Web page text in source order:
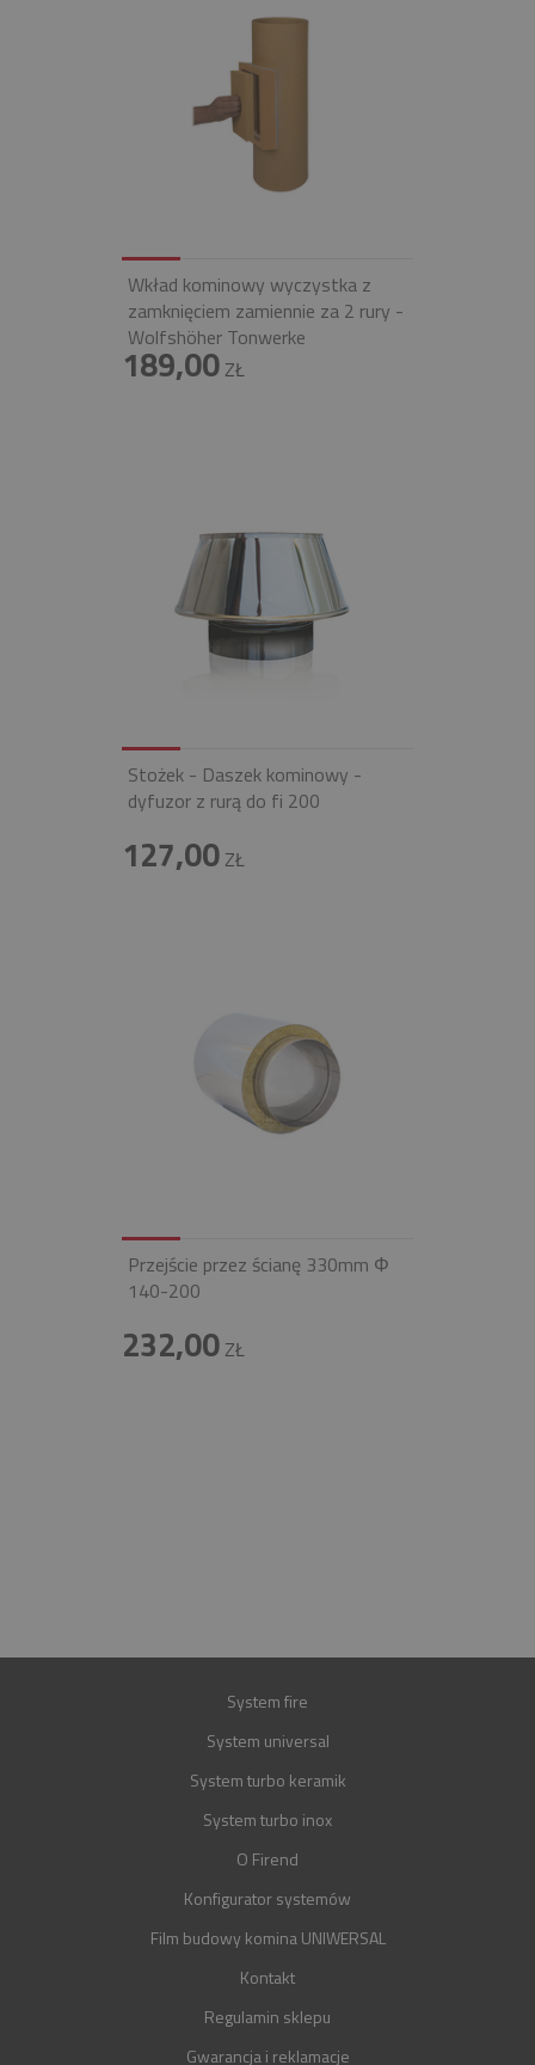
Wkład kominowy wyczystka z
zamknięciem zamiennie za 2 rury -
Wolfshöher Tonwerke
189,00ZŁ
Stożek - Daszek kominowy -
dyfuzor z rurą do fi 200
127,00ZŁ
Przejście przez ścianę 330mm Φ
140-200
232,00ZŁ
System fire
System universal
System turbo keramik
System turbo inox
O Firend
Konfigurator systemów
Film budowy komina UNIWERSAL
Kontakt
Regulamin sklepu
Gwarancja i reklamacje